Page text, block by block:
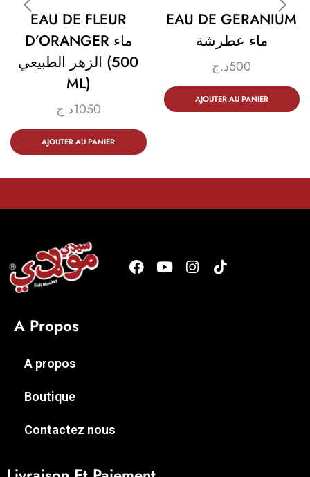
EAU DE FLEUR
D’ORANGER ماء
الزهر الطبيعي (500
ML)
1050د.ج
AJOUTER AU PANIER
EAU DE GERANIUM
ماء عطرشة
500د.ج
AJOUTER AU PANIER
A Propos
A propos
Boutique
Contactez nous